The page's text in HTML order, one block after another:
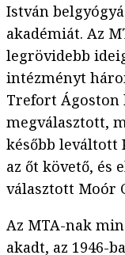
István
akadémiát. Az
legrövidebb
intézményt
Trefort Ágoston
megválasztott,
később leváltott
az őt követő, és
választott Moór
Az MTA-nak
akadt, az 1946-